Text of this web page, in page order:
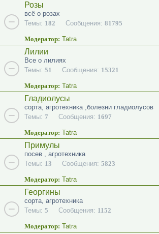
Розы
всё о розах
Темы: 182 Сообщения: 81795
Модератор: Tatra
Лилии
Все о лилиях
Темы: 51 Сообщения: 15321
Модератор: Tatra
Гладиолусы
сорта, агротехника ,болезни гладиолусов
Темы: 7 Сообщения: 1697
Модератор: Tatra
Примулы
посев , агротехника
Темы: 13 Сообщения: 5823
Модератор: Tatra
Георгины
сорта, агротехника
Темы: 5 Сообщения: 1152
Модератор: Tatra